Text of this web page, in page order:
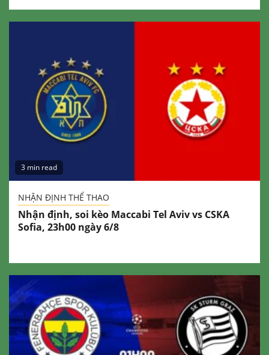
3 min read
NHẬN ĐỊNH THỂ THAO
Nhận định, soi kèo Maccabi Tel Aviv vs CSKA
Sofia, 23h00 ngày 6/8